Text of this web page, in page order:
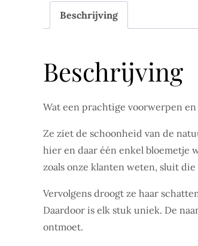
Beschrijving
Beschrijving
Wat een prachtige voorwerpen
Ze ziet de schoonheid van de
hier en daar één enkel bloemetje
zoals onze klanten weten, sluit
Vervolgens droogt ze haar
Daardoor is elk stuk uniek. De
ontmoet.